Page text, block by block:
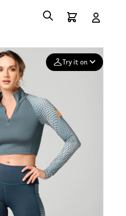
Try it on
photo
Deleted after 24 hours